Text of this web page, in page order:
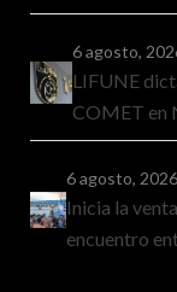
6 agosto,
LIFUNE
COMET en
6 agosto, 2026
Inicia la
encuentro